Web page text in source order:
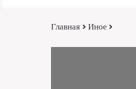
Главная Иное